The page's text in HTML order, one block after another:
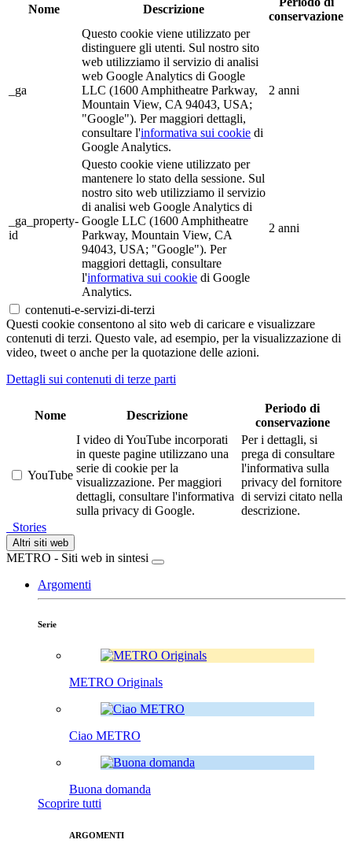
Nome Descrizione
conservazione
_ga
Questo cookie viene utilizzato per
distinguere gli utenti. Sul nostro sito
web utilizziamo il servizio di analisi
web Google Analytics di Google
LLC (1600 Amphitheatre Parkway,
Mountain View, CA 94043, USA;
"Google"). Per maggiori dettagli,
consultare l'informativa sui cookie di
Google Analytics.
2 anni
_ga_property-
id
Questo cookie viene utilizzato per
mantenere lo stato della sessione. Sul
nostro sito web utilizziamo il servizio
di analisi web Google Analytics di
Google LLC (1600 Amphitheatre
Parkway, Mountain View, CA
94043, USA; "Google"). Per
maggiori dettagli, consultare
l'informativa sui cookie di Google
Analytics.
2 anni
contenuti-e-servizi-di-terzi
Questi cookie consentono al sito web di caricare e visualizzare
contenuti di terzi. Questo vale, ad esempio, per la visualizzazione di
video, tweet o anche per la quotazione delle azioni.
Dettagli sui contenuti di terze parti
Nome Descrizione
Periodo di
conservazione
YouTube
I video di YouTube incorporati
in queste pagine utilizzano una
serie di cookie per la
visualizzazione. Per maggiori
dettagli, consultare l'informativa
sulla privacy di Google.
Per i dettagli, si
prega di consultare
l'informativa sulla
privacy del fornitore
di servizi citato nella
descrizione.
Stories
Altri siti web
METRO - Siti web in sintesi
Argomenti
Serie
METRO Originals
Ciao METRO
Buona domanda
Scoprire tutti
ARGOMENTI